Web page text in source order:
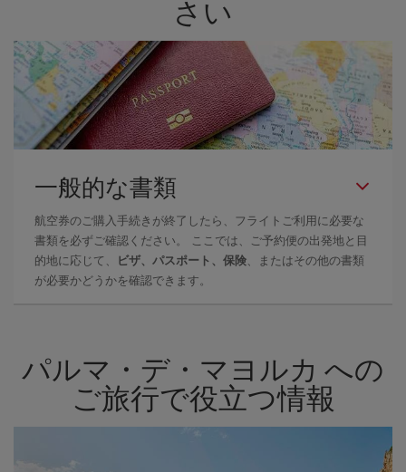
さい
一般的な書類
航空券のご購入手続きが終了したら、フライトご利用に必要な
書類を必ずご確認ください。 ここでは、ご予約便の出発地と目
的地に応じて、
ビザ、パスポート、保険、またはその他の書類
が必要かどうかを確認できます。
パルマ・デ・マヨルカ への
ご旅行で役立つ情報